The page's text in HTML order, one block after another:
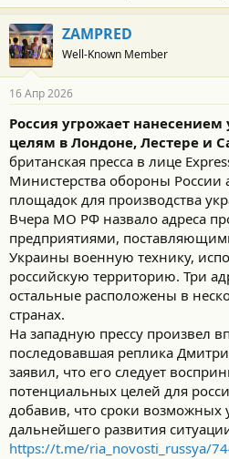
ZAMPRED
Well-Known Member
16 Апр 2026
Россия угрожает
целям в Лондоне, Лестере и
британская пресса в лице
Министерства обороны России
площадок для производства
Вчера МО РФ назвало адреса
предприятиями,
Украины военную технику,
российскую территорию. Три
остальные расположены в
странах.
На западную прессу произвел
последовавшая реплика
заявил, что его следует
потенциальных целей для
добавив, что сроки возможных
дальнейшего развития
https://t.me/ria_novosti_russya/